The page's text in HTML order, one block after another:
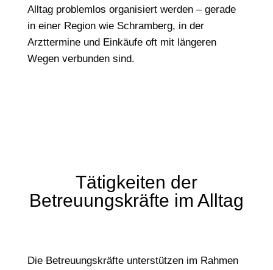
Alltag problemlos organisiert werden – gerade
in einer Region wie Schramberg, in der
Arzttermine und Einkäufe oft mit längeren
Wegen verbunden sind.
Tätigkeiten der
Betreuungskräfte im Alltag
Die Betreuungskräfte unterstützen im Rahmen